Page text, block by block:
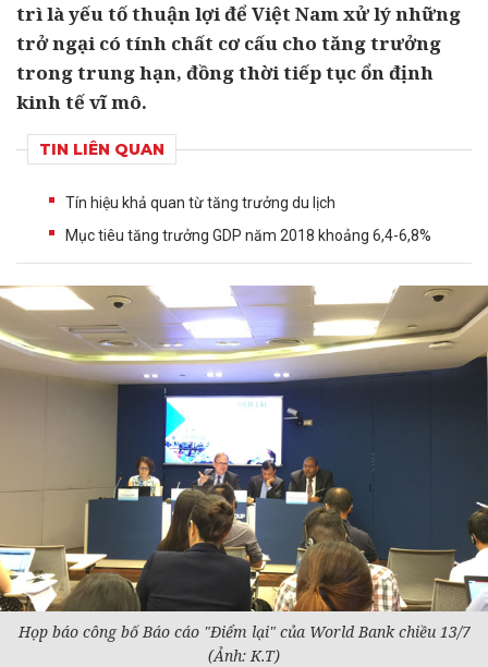
trì là yếu tố thuận lợi để Việt Nam xử lý những
trở ngại có tính chất cơ cấu cho tăng trưởng
trong trung hạn, đồng thời tiếp tục ổn định
kinh tế vĩ mô.
TIN LIÊN QUAN
Tín hiệu khả quan từ tăng trưởng du lịch
Mục tiêu tăng trưởng GDP năm 2018 khoảng 6,4-6,8%
Họp báo công bố Báo cáo "Điểm lại" của World Bank chiều 13/7
(Ảnh: K.T)